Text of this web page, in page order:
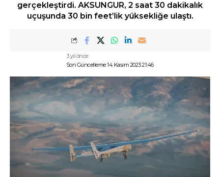
gerçekleştirdi. AKSUNGUR, 2 saat 30 dakikalık
uçuşunda 30 bin feet’lik yüksekliğe ulaştı.
Son Güncelleme 14 Kasım 2023 21:46
3 yıl önce